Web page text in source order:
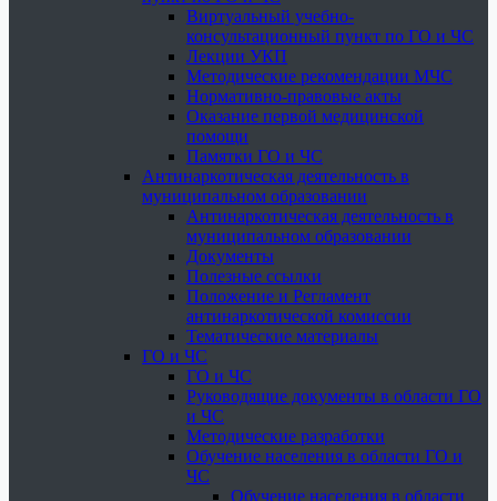
Виртуальный учебно-
консультационный пункт по ГО и ЧС
Лекции УКП
Методические рекомендации МЧС
Нормативно-правовые акты
Оказание первой медицинской
помощи
Памятки ГО и ЧС
Антинаркотическая деятельность в
муниципальном образовании
Антинаркотическая деятельность в
муниципальном образовании
Документы
Полезные ссылки
Положение и Регламент
антинаркотической комиссии
Тематические материалы
ГО и ЧС
ГО и ЧС
Руководящие документы в области ГО
и ЧС
Методические разработки
Обучение населения в области ГО и
ЧС
Обучение населения в области